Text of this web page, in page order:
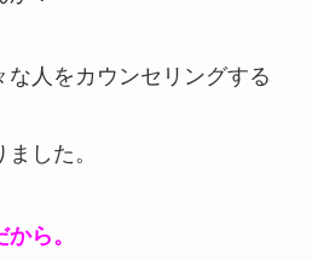
人をカウンセリングする
した。
ら。